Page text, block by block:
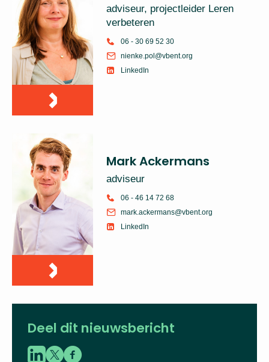
adviseur, projectleider Leren
verbeteren
06 - 30 69 52 30
nienke.pol@vbent.org
LinkedIn
Mark Ackermans
adviseur
06 - 46 14 72 68
mark.ackermans@vbent.org
LinkedIn
Deel dit nieuwsbericht